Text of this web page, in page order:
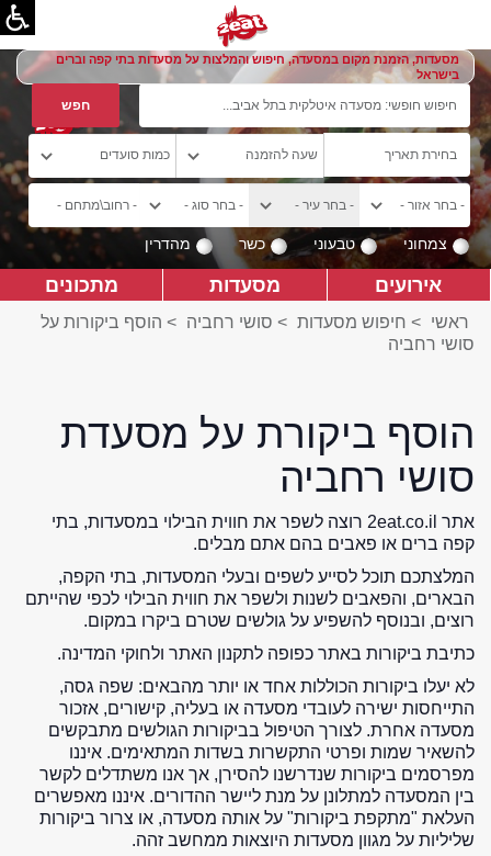
מסעדות, הזמנת מקום במסעדה, חיפוש והמלצות על מסעדות בתי קפה וברים
בישראל
צמחוני טבעוני כשר מהדרין
אירועים מסעדות מתכונים
ראשי > חיפוש מסעדות > סושי רחביה > הוסף ביקורות על
סושי רחביה
הוסף ביקורת על מסעדת
סושי רחביה
אתר 2eat.co.il רוצה לשפר את חווית הבילוי במסעדות, בתי
קפה ברים או פאבים בהם אתם מבלים.
המלצתכם תוכל לסייע לשפים ובעלי המסעדות, בתי הקפה,
הבארים, והפאבים לשנות ולשפר את חווית הבילוי לכפי שהייתם
רוצים, ובנוסף להשפיע על גולשים שטרם ביקרו במקום.
כתיבת ביקורות באתר כפופה לתקנון האתר ולחוקי המדינה.
לא יעלו ביקורות הכוללות אחד או יותר מהבאים: שפה גסה,
התייחסות ישירה לעובדי מסעדה או בעליה, קישורים, אזכור
מסעדה אחרת. לצורך הטיפול בביקורות הגולשים מתבקשים
להשאיר שמות ופרטי התקשרות בשדות המתאימים. איננו
מפרסמים ביקורות שנדרשנו להסירן, אך אנו משתדלים לקשר
בין המסעדה למתלונן על מנת ליישר ההדורים. איננו מאפשרים
העלאת "מתקפת ביקורות" על אותה מסעדה, או צרור ביקורות
שליליות על מגוון מסעדות היוצאות ממחשב זהה.